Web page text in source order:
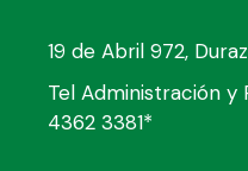
19 de Abril 972,
Tel Administración y
4362 3381*